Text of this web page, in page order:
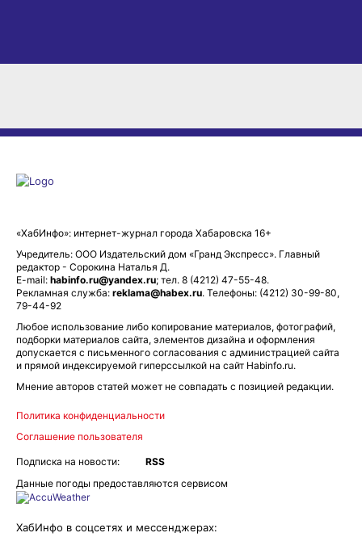
«ХабИнфо»: интернет-журнал города Хабаровска 16+
Учредитель: ООО Издательский дом «Гранд Экспресс». Главный
редактор - Сорокина Наталья Д.
E-mail: habinfo.ru@yandex.ru; тел. 8 (4212) 47-55-48.
Рекламная служба: reklama@habex.ru. Телефоны: (4212) 30-99-80,
79-44-92
Любое использование либо копирование материалов, фотографий,
подборки материалов сайта, элементов дизайна и оформления
допускается с письменного согласования с администрацией сайта
и прямой индексируемой гиперссылкой на сайт Habinfo.ru.
Мнение авторов статей может не совпадать с позицией редакции.
Политика конфиденциальности
Соглашение пользователя
Подписка на новости:
RSS
Данные погоды предоставляются сервисом
ХабИнфо в соцсетях и мессенджерах: